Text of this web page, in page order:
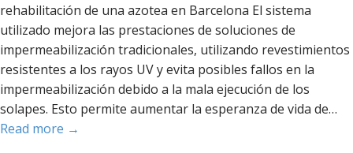
rehabilitación de una azotea en Barcelona El sistema
utilizado mejora las prestaciones de soluciones de
impermeabilización tradicionales, utilizando revestimientos
resistentes a los rayos UV y evita posibles fallos en la
impermeabilización debido a la mala ejecución de los
solapes. Esto permite aumentar la esperanza de vida de…
Read more →